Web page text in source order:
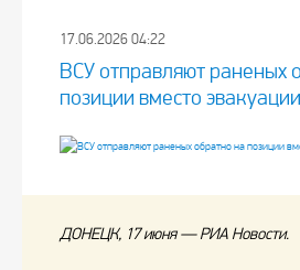
17.06.2026 04:22
ВСУ отправляют раненых
позиции вместо эвакуации
ДОНЕЦК, 17 июня — РИА Новости.